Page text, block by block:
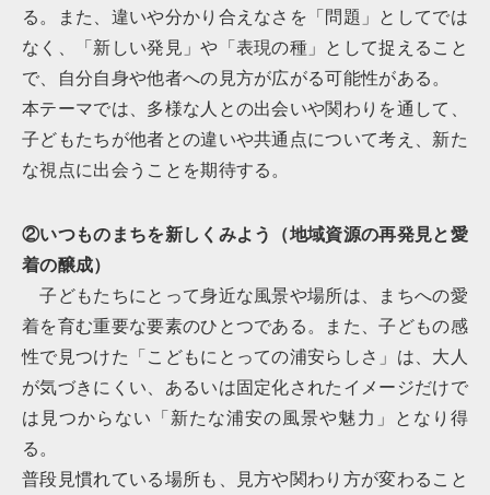
る。また、違いや分かり合えなさを「問題」としてでは
なく、「新しい発見」や「表現の種」として捉えること
で、自分自身や他者への見方が広がる可能性がある。
本テーマでは、多様な人との出会いや関わりを通して、
子どもたちが他者との違いや共通点について考え、新た
な視点に出会うことを期待する。
②いつものまちを新しくみよう（地域資源の再発見と愛
着の醸成）
子どもたちにとって身近な風景や場所は、まちへの愛
着を育む重要な要素のひとつである。また、子どもの感
性で見つけた「こどもにとっての浦安らしさ」は、大人
が気づきにくい、あるいは固定化されたイメージだけで
は見つからない「新たな浦安の風景や魅力」となり得
る。
普段見慣れている場所も、見方や関わり方が変わること